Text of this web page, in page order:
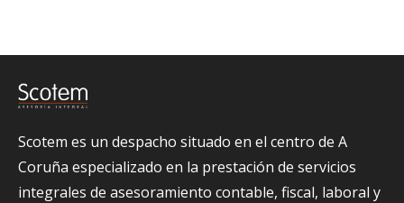
Scotem es un despacho situado en el centro de A
Coruña especializado en la prestación de servicios
integrales de asesoramiento contable, fiscal, laboral y